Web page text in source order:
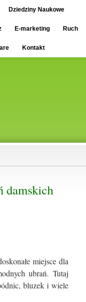
Dziedziny Naukowe
E-marketing Ruch
Kontakt
miejsce dla
ubrań. Tutaj
bluzek i wiele